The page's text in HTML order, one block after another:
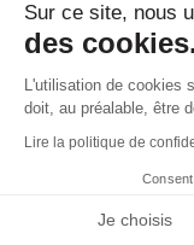
Carte mémoire
Sur ce site, nous
des cookies.
L'utilisation de cookies
doit, au préalable, être
Lire la politique de
Je choisis